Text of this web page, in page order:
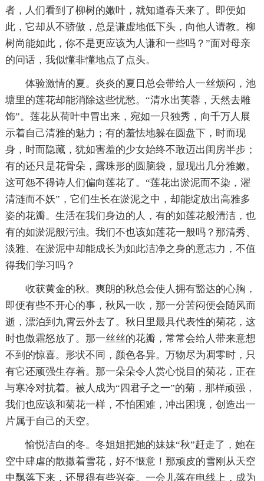
者，人们看到了柳树的嫩叶，就知道春天来了。即便如
此，它却从不骄傲，总是谦虚地低下头，向他人请教。柳
树尚能如此，你不是更应该为人谦和一些吗？”面对母亲
的问话，我似懂非懂地点了点头。
体验激情的夏。炎炎的夏日总会带给人一丝烦闷，池
塘里的莲花却能消除这些忧愁。“清水出芙蓉，天然去雕
饰”。莲花从荷叶中冒出来，宛如一只独秀，向千万人展
示着自己清雅的魅力；有的羞怯地躲在圆盘下，时而现
身，时而隐藏，犹如害羞的少女始终不敢迈出闺房半步；
有的还只是花骨朵，露珠形的圆脑袋，显现出几分雅嫩。
这可怨不得诗人们偏向莲花了。“莲花出淤泥而不染，濯
清涟而不妖”，它们生长在淤泥之中，却能绽放出高雅多
姿的花瓣。生活在我们身边的人，有的如莲花般清洁，也
有的如淤泥般污浊。我们不也该如莲花一般吗？那清秀、
淡雅、在淤泥中却能成长为如此洁净之身的意志力，不值
得我们学习吗？
收获黄金的秋。爽朗的秋总会使人拥有豁达的心胸，
即便有些不开心的事，秋风一吹，那一分苦闷便会随风而
逝，漂泊到九霄云外去了。秋日里最具代表性的菊花，这
时也傲霜怒放了。那一丝丝的花瓣，常常会给人带来意想
不到的惊喜。形状不同，颜色各异。万物尽为凋零时，只
有它还顽强生存着。那一朵朵令人赏心悦目的菊花，正在
与寒冷对抗着。被人成为“四君子之一”的菊，那样顽强，
我们也应该和菊花一样，不怕困难，冲出困境，创造出一
片属于自己的天空。
愉悦洁白的冬。冬姐姐把她的妹妹“秋”赶走了，她在
空中肆虐的散撒着雪花，好不惬意！那顽皮的雪刚从天空
中飘落下来，还显得有些兴奋。一会儿落在电线上，成为